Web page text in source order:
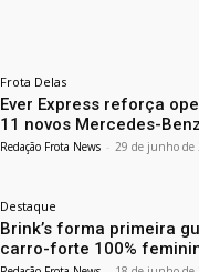
Frota Delas
Ever Express reforça
11 novos Mercedes-
Redação Frota News - 29 de junho de
Destaque
Brink’s forma primeira
carro-forte 100%